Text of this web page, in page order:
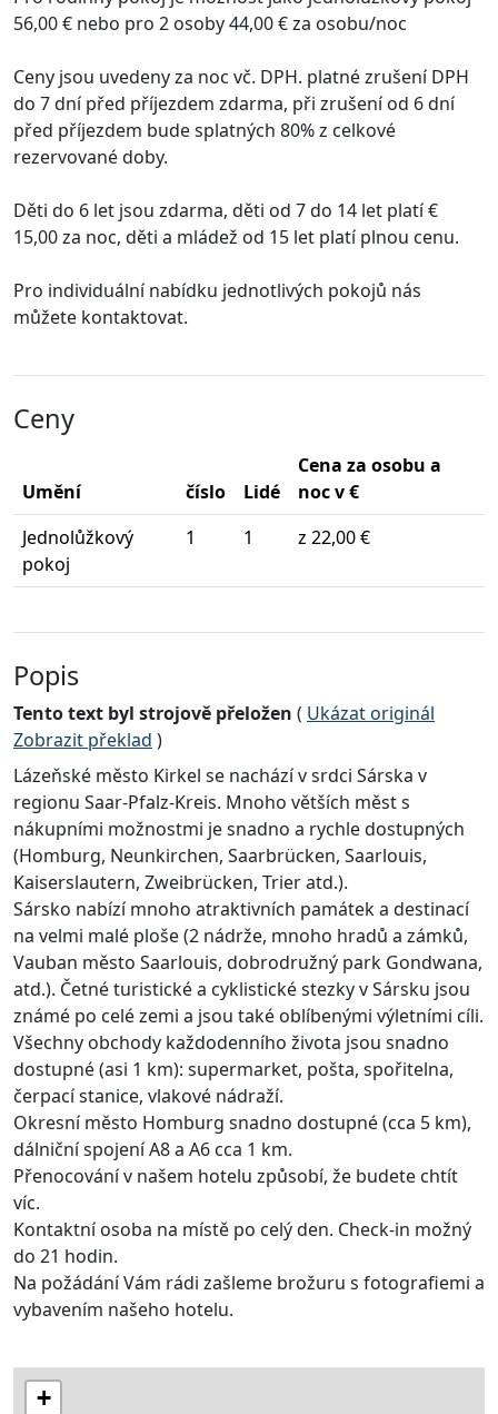
56,00 € nebo pro 2 osoby 44,00 € za osobu/noc
Ceny jsou uvedeny za noc vč. DPH. platné zrušení DPH
do 7 dní před příjezdem zdarma, při zrušení od 6 dní
před příjezdem bude splatných 80% z celkové
rezervované doby.
Děti do 6 let jsou zdarma, děti od 7 do 14 let platí €
15,00 za noc, děti a mládež od 15 let platí plnou cenu.
Pro individuální nabídku jednotlivých pokojů nás
můžete kontaktovat.
Ceny
Umění číslo Lidé
Cena za osobu a
noc v €
Jednolůžkový
pokoj
1 1 z 22,00 €
Popis
Tento text byl strojově přeložen ( Ukázat originál
Zobrazit překlad )
Lázeňské město Kirkel se nachází v srdci Sárska v
regionu Saar-Pfalz-Kreis. Mnoho větších měst s
nákupními možnostmi je snadno a rychle dostupných
(Homburg, Neunkirchen, Saarbrücken, Saarlouis,
Kaiserslautern, Zweibrücken, Trier atd.).
Sársko nabízí mnoho atraktivních památek a destinací
na velmi malé ploše (2 nádrže, mnoho hradů a zámků,
Vauban město Saarlouis, dobrodružný park Gondwana,
atd.). Četné turistické a cyklistické stezky v Sársku jsou
známé po celé zemi a jsou také oblíbenými výletními cíli.
Všechny obchody každodenního života jsou snadno
dostupné (asi 1 km): supermarket, pošta, spořitelna,
čerpací stanice, vlakové nádraží.
Okresní město Homburg snadno dostupné (cca 5 km),
dálniční spojení A8 a A6 cca 1 km.
Přenocování v našem hotelu způsobí, že budete chtít
víc.
Kontaktní osoba na místě po celý den. Check-in možný
do 21 hodin.
Na požádání Vám rádi zašleme brožuru s fotografiemi a
vybavením našeho hotelu.
+